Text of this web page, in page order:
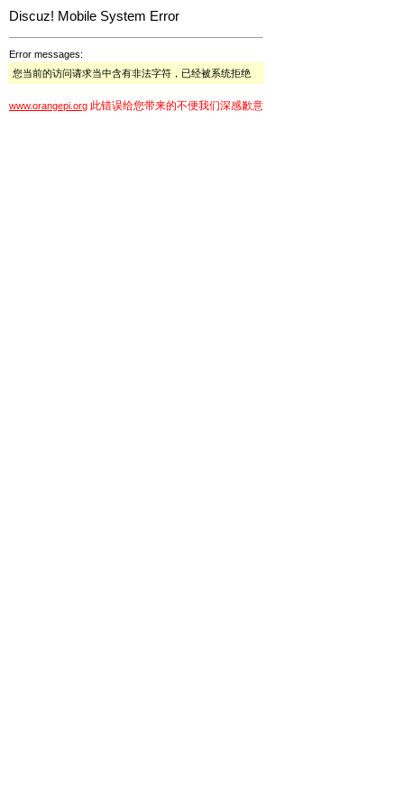
Discuz! Mobile System Error
Error messages:
您当前的访问请求当中含有非法字符，已经被系统拒绝
www.orangepi.org 此错误给您带来的不便我们深感歉意